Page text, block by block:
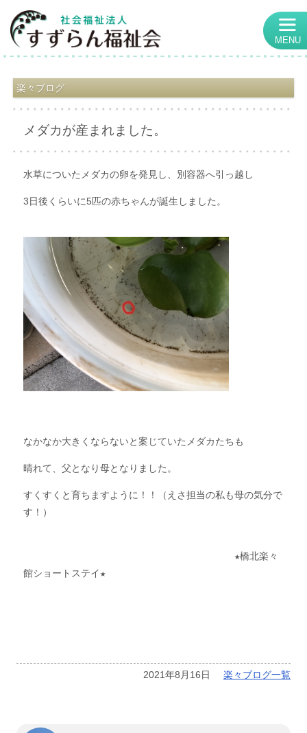
MENU
楽々ブログ
メダカが産まれました。
水草についたメダカの卵を発見し、別容器へ引っ越し
3日後くらいに5匹の赤ちゃんが誕生しました。
なかなか大きくならないと案じていたメダカたちも
晴れて、父となり母となりました。
すくすくと育ちますように！！（えさ担当の私も母の気分で
す！）
★橋北楽々
館ショートステイ★
2021年8月16日 楽々ブログ一覧